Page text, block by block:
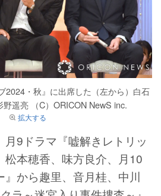
2024・秋』に出席した（左から）白石
野遥亮 （C）ORICON NewS inc.
拡大する
9ドラマ『嘘解きレトリッ
松本穂香、味方良介、月10
』から趣里、音月桂、中川